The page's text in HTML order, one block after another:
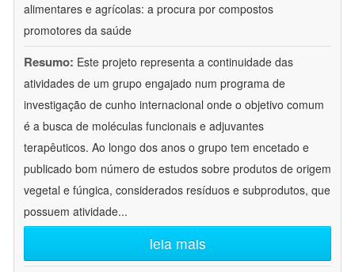
alimentares e agrícolas: a procura por compostos
promotores da saúde
Resumo: Este projeto representa a continuidade das
atividades de um grupo engajado num programa de
investigação de cunho internacional onde o objetivo comum
é a busca de moléculas funcionais e adjuvantes
terapêuticos. Ao longo dos anos o grupo tem encetado e
publicado bom número de estudos sobre produtos de origem
vegetal e fúngica, considerados resíduos e subprodutos, que
possuem atividade...
leia mais